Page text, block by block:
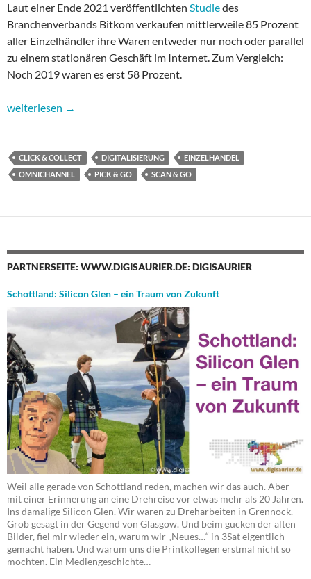
Laut einer Ende 2021 veröffentlichten Studiedes
Branchenverbands Bitkom verkaufen mittlerweile 85 Prozent
aller Einzelhändler ihre Waren entweder nur noch oder parallel
zu einem stationären Geschäft im Internet. Zum Vergleich:
Noch 2019 waren es erst 58 Prozent.
Wohin geht es in Digitalien? Folge 15: Digitalisierung im
weiterlesen →
CLICK & COLLECT DIGITALISIERUNG
EINZELHANDEL
OMNICHANNEL
PICK & GO SCAN & GO
PARTNERSEITE: WWW.DIGISAURIER.DE: DIGISAURIER
Schottland: Silicon Glen – ein Traum von Zukunft
Weil alle gerade von Schottland reden, machen wir das auch. Aber
mit einer Erinnerung an eine Drehreise vor etwas mehr als 20 Jahren.
Ins damalige Silicon Glen. Wir waren zu Dreharbeiten in Grennock.
Grob gesagt in der Gegend von Glasgow. Und beim gucken der alten
Bilder, fiel mir wieder ein, warum wir „Neues…“ in 3Sat eigentlich
gemacht haben. Und warum uns die Printkollegen erstmal nicht so
mochten. Ein Mediengeschichte…